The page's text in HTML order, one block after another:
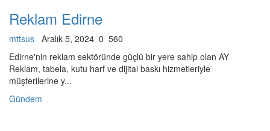
Reklam Edirne
mttsus Aralık 5, 2024 0 560
Edirne'nin reklam sektöründe güçlü bir yere sahip olan AY
Reklam, tabela, kutu harf ve dijital baskı hizmetleriyle
müşterilerine y...
Gündem